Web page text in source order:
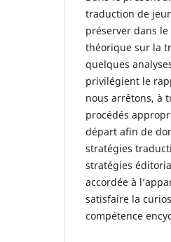
traduction de
préserver dans
théorique sur la
quelques
privilégient le
nous arrêtons, à
procédés
départ afin de
stratégies
stratégies
accordée à
satisfaire la
compétence